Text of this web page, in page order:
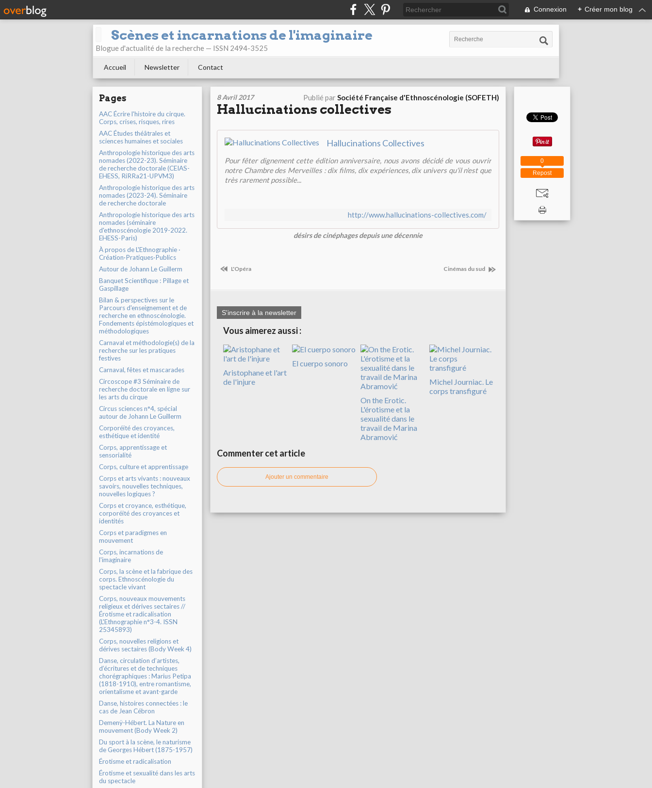
Connexion + Créer mon blog
Scènes et incarnations de l'imaginaire
Blogue d'actualité de la recherche — ISSN 2494-3525
Accueil Newsletter Contact
Pages
AAC Écrire l'histoire du cirque.
Corps, crises, risques, rires
AAC Études théâtrales et
sciences humaines et sociales
Anthropologie historique des arts
nomades (2022-23). Séminaire
de recherche doctorale (CEIAS-
EHESS, RiRRa21-UPVM3)
Anthropologie historique des arts
nomades (2023-24). Séminaire
de recherche doctorale
Anthropologie historique des arts
nomades (séminaire
d'ethnoscénologie 2019-2022.
EHESS-Paris)
À propos de L'Ethnographie ·
Création·Pratiques·Publics
Autour de Johann Le Guillerm
Banquet Scientifique : Pillage et
Gaspillage
Bilan & perspectives sur le
Parcours d'enseignement et de
recherche en ethnoscénologie.
Fondements épistémologiques et
méthodologiques
Carnaval et méthodologie(s) de la
recherche sur les pratiques
festives
Carnaval, fêtes et mascarades
Circoscope #3 Séminaire de
recherche doctorale en ligne sur
les arts du cirque
Circus sciences n°4, spécial
autour de Johann Le Guillerm
Corporéité des croyances,
esthétique et identité
Corps, apprentissage et
sensorialité
Corps, culture et apprentissage
Corps et arts vivants : nouveaux
savoirs, nouvelles techniques,
nouvelles logiques ?
Corps et croyance, esthétique,
corporéité des croyances et
identités
Corps et paradigmes en
mouvement
Corps, incarnations de
l'imaginaire
Corps, la scène et la fabrique des
corps. Ethnoscénologie du
spectacle vivant
Corps, nouveaux mouvements
religieux et dérives sectaires //
Érotisme et radicalisation
(L'Ethnographie n°3-4. ISSN
25345893)
Corps, nouvelles religions et
dérives sectaires (Body Week 4)
Danse, circulation d’artistes,
d’écritures et de techniques
chorégraphiques : Marius Petipa
(1818-1910), entre romantisme,
orientalisme et avant-garde
Danse, histoires connectées : le
cas de Jean Cébron
Demenÿ-Hébert. La Nature en
mouvement (Body Week 2)
Du sport à la scène, le naturisme
de Georges Hébert (1875-1957)
Érotisme et radicalisation
Érotisme et sexualité dans les arts
du spectacle
8 Avril 2017 Publié parSociété Française d'Ethnoscénologie (SOFETH)
Hallucinations collectives
Hallucinations Collectives
Pour fêter dignement cette édition anniversaire, nous avons décidé de vous ouvrir
notre Chambre des Merveilles : dix films, dix expériences, dix univers qu'il n'est que
très rarement possible...
http://www.hallucinations-collectives.com/
désirs de cinéphages depuis une décennie
L'Opéra Cinémas du sud
S'inscrire à la newsletter
Vous aimerez aussi :
Aristophane et l'art
de l'injure
El cuerpo sonoro
On the Erotic.
L'érotisme et la
sexualité dans le
travail de Marina
Abramović
Michel Journiac. Le
corps transfiguré
Commenter cet article
Ajouter un commentaire
Repost
0